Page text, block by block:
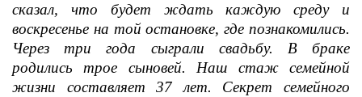
сказал, что будет ждать каждую среду и
воскресенье на той остановке, где познакомились.
Через три года сыграли свадьбу. В браке
родились трое сыновей. Наш стаж семейной
жизни составляет 37 лет. Секрет семейного